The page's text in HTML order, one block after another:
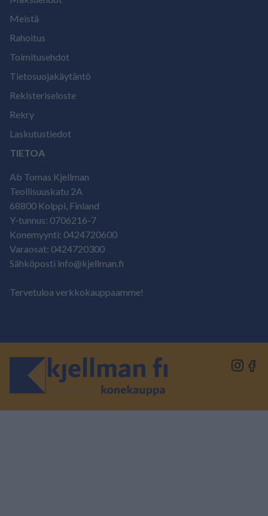
Meistä
Rahoitus
Toimitusehdot
Tietosuojakäytäntö
Rekisteriseloste
Rekry
Laskutustiedot
TIETOA
Ab Tomas Kjellman
Teollisuuskatu 2A
68800 Kolppi, Finland
Y-tunnus: 0706216-7
Konemyynti: 0424720600
Varaosat: 0424720300
Sähköposti info@kjellman.fi
Tervetuloa verkkokauppaamme!